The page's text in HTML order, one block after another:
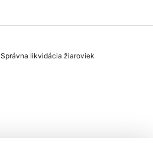
Správna likvidácia žiaroviek